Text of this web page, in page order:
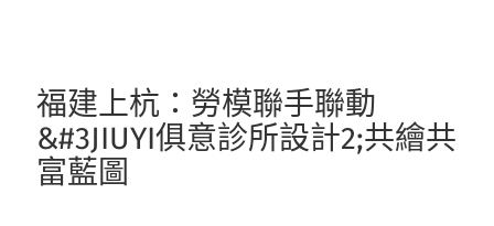
福建上杭：勞模聯手聯動
&#3JIUYI俱意診所設計2;共繪共
富藍圖